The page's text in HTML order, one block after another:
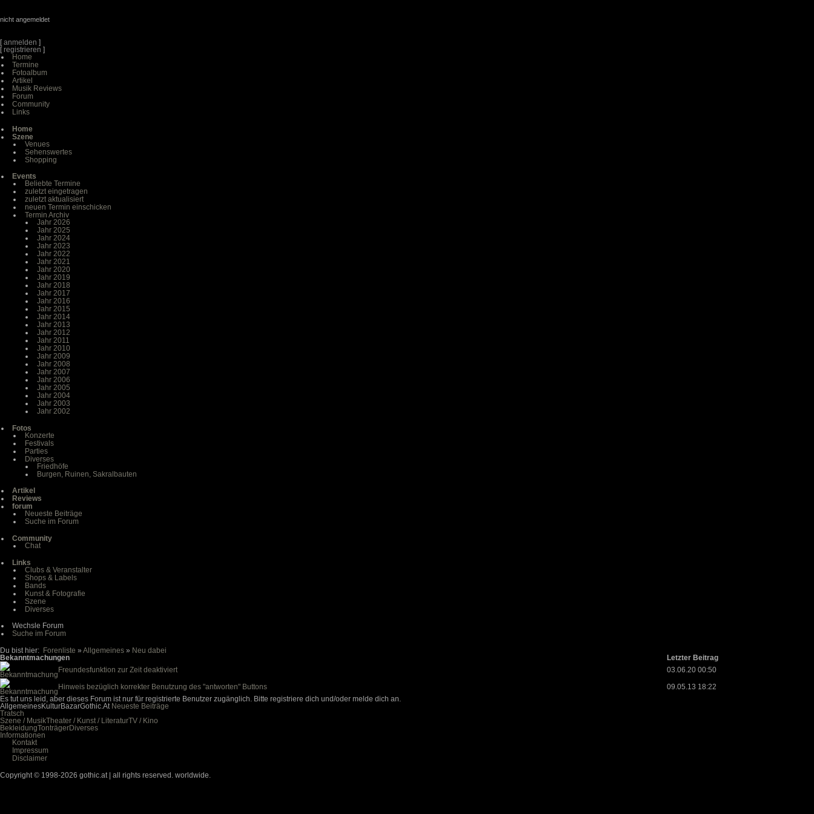
nicht angemeldet
[anmelden ]
[registrieren ]
Home
Termine
Fotoalbum
Artikel
Musik Reviews
Forum
Community
Links
Home
Szene
Venues
Sehenswertes
Shopping
Events
Beliebte Termine
zuletzt eingetragen
zuletzt aktualisiert
neuen Termin einschicken
Termin Archiv
Jahr 2026
Jahr 2025
Jahr 2024
Jahr 2023
Jahr 2022
Jahr 2021
Jahr 2020
Jahr 2019
Jahr 2018
Jahr 2017
Jahr 2016
Jahr 2015
Jahr 2014
Jahr 2013
Jahr 2012
Jahr 2011
Jahr 2010
Jahr 2009
Jahr 2008
Jahr 2007
Jahr 2006
Jahr 2005
Jahr 2004
Jahr 2003
Jahr 2002
Fotos
Konzerte
Festivals
Parties
Diverses
Friedhöfe
Burgen, Ruinen, Sakralbauten
Artikel
Reviews
forum
Neueste Beiträge
Suche im Forum
Community
Chat
Links
Clubs & Veranstalter
Shops & Labels
Bands
Kunst & Fotografie
Szene
Diverses
Wechsle Forum
Suche im Forum
Du bist hier: Forenliste » Allgemeines » Neu dabei
Bekanntmachungen
Letzter Beitrag
Freundesfunktion zur Zeit deaktiviert
03.06.20 00:50
Hinweis bezüglich korrekter Benutzung des "antworten" Buttons
09.05.13 18:22
Es tut uns leid, aber dieses Forum ist nur für registrierte Benutzer zugänglich. Bitte registriere dich und/oder melde dich an.
AllgemeinesKulturBazarGothic.At Neueste Beiträge
Tratsch
Szene / MusikTheater / Kunst / LiteraturTV / Kino
BekleidungTonträgerDiverses
Informationen
Kontakt
Impressum
Disclaimer
Copyright © 1998-2026 gothic.at | all rights reserved. worldwide.